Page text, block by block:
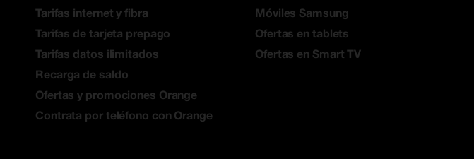
Tarifas internet y fibra
Tarifas de tarjeta prepago
Tarifas datos ilimitados
Recarga de saldo
Ofertas y promociones Orange
Contrata por teléfono con Orange
Móviles Samsung
Ofertas en tablets
Ofertas en Smart TV